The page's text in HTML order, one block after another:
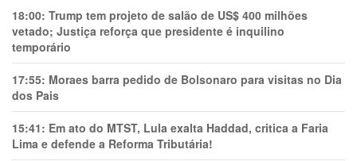
18:00: Trump tem projeto de salão de US$ 400 milhões
vetado; Justiça reforça que presidente é inquilino
temporário
17:55: Moraes barra pedido de Bolsonaro para visitas no Dia
dos Pais
15:41: Em ato do MTST, Lula exalta Haddad, critica a Faria
Lima e defende a Reforma Tributária!